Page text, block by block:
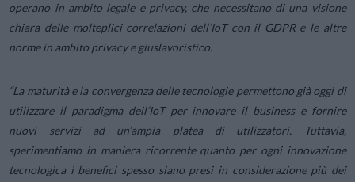
operano in ambito legale e privacy, che necessitano di una visione
chiara delle molteplici correlazioni dell’IoT con il GDPR e le altre
norme in ambito privacy e giuslavoristico.
“La maturità e la convergenza delle tecnologie permettono già oggi di
utilizzare il paradigma dell’IoT per innovare il business e fornire
nuovi servizi ad un’ampia platea di utilizzatori. Tuttavia,
sperimentiamo in maniera ricorrente quanto per ogni innovazione
tecnologica i benefici spesso siano presi in considerazione più dei